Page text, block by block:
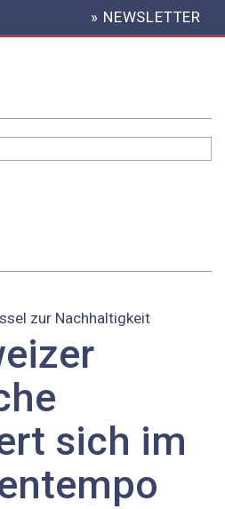
HEADER
MENU
» NEWSLETTER
zur Nachhaltigkeit
sich im